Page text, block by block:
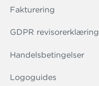
Fakturering
GDPR revisorerklæring
Handelsbetingelser
Logoguides